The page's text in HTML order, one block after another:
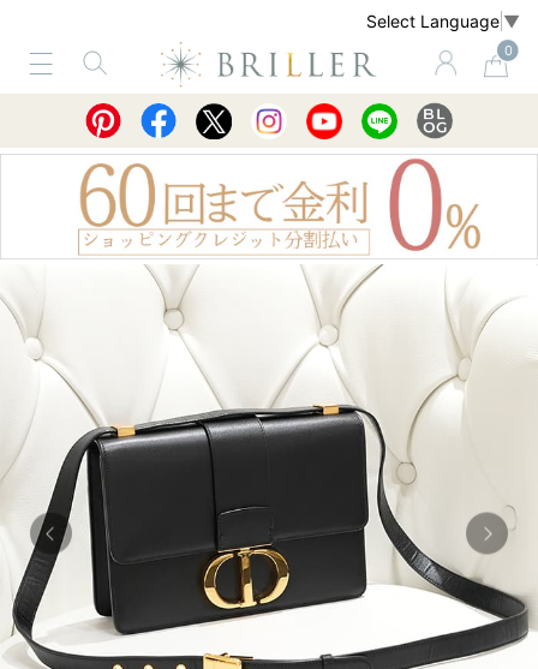
Select Language ▼
0
サービス ショッピングガイド 買取